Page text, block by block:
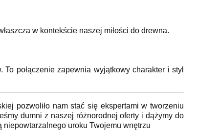
w kontekście naszej miłości do drewna.
połączenie zapewnia wyjątkowy charakter i styl
pozwoliło nam stać się ekspertami w tworzeniu
dumni z naszej różnorodnej oferty i dążymy do
niepowtarzalnego uroku Twojemu wnętrzu